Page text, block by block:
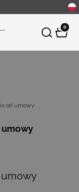
0
od umowy